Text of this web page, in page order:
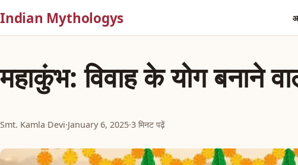
Indian Mythologys
महाकुंभ: विवाह के योग बनाने
Smt. Kamla Devi·January 6, 2025·3 मिनट पढ़ें